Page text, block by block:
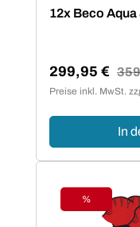
die richtige
Neopren bietet
komfortable
12x Beco
Verkaufspreis:
299,95 €
Preise inkl. MwSt.
In
Rabatt
%